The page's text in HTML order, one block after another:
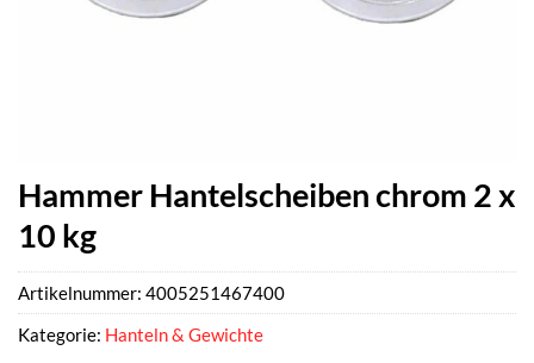
Hammer Hantelscheiben chrom 2 x
10 kg
Artikelnummer: 4005251467400
Kategorie: Hanteln & Gewichte